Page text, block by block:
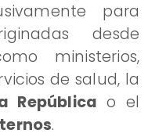
para
desde
ministerios,
de salud, la
República o el
.